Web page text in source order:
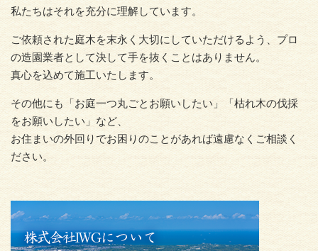
私たちはそれを充分に理解しています。
ご依頼された庭木を末永く大切にしていただけるよう、プロ
の造園業者として決して手を抜くことはありません。
真心を込めて施工いたします。
その他にも「お庭一つ丸ごとお願いしたい」「枯れ木の伐採
をお願いしたい」など、
お住まいの外回りでお困りのことがあれば遠慮なくご相談く
ださい。